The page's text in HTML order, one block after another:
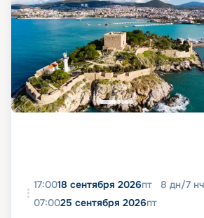
17:0018 сентября 2026пт 8 дн/7 нч
07:0025 сентября 2026пт